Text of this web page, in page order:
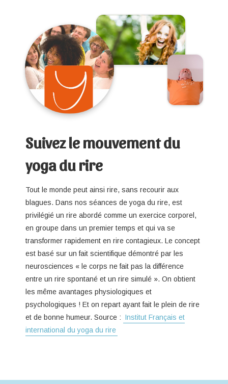
Suivez le mouvement du
yoga du rire
Tout le monde peut ainsi rire, sans recourir aux
blagues. Dans nos séances de yoga du rire, est
privilégié un rire abordé comme un exercice corporel,
en groupe dans un premier temps et qui va se
transformer rapidement en rire contagieux. Le concept
est basé sur un fait scientifique démontré par les
neurosciences « le corps ne fait pas la différence
entre un rire spontané et un rire simulé ». On obtient
les même avantages physiologiques et
psychologiques ! Et on repart ayant fait le plein de rire
et de bonne humeur. Source : Institut Français et
international du yoga du rire